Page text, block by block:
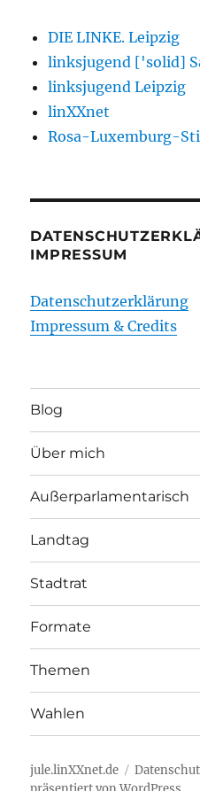
DIE LINKE. Leipzig
linksjugend ['solid]
linksjugend Leipzig
linXXnet
Rosa-Luxemburg-
IMPRESSUM
Datenschutzerklärung
Impressum & Credits
Blog
Über mich
Außerparlamentarisch
Landtag
Stadtrat
Formate
Themen
Wahlen
jule.linXXnet.de